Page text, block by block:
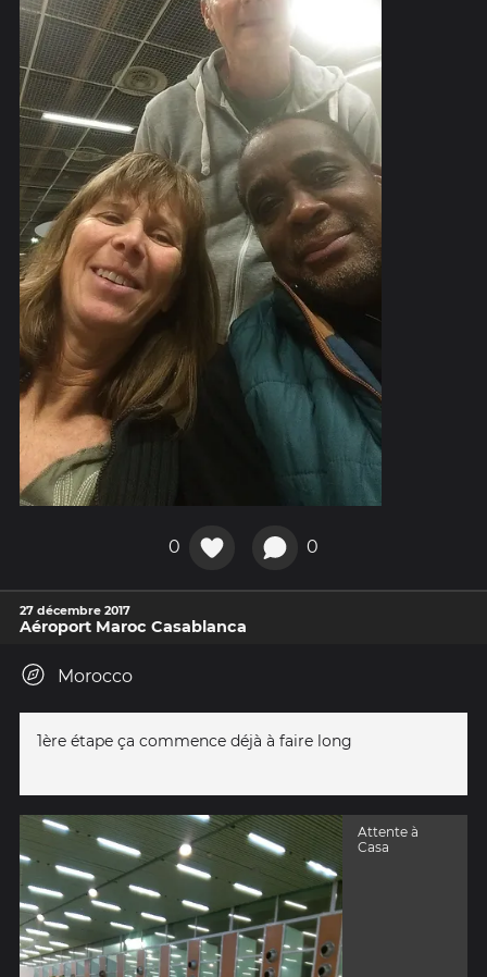
0 0
27 décembre 2017
Aéroport Maroc Casablanca
Morocco
1ère étape ça commence déjà à faire long
Attente à
Casa